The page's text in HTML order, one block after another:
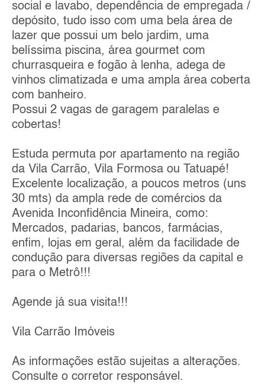
social e lavabo, dependência de empregada /
depósito, tudo isso com uma bela área de
lazer que possui um belo jardim, uma
belíssima piscina, área gourmet com
churrasqueira e fogão à lenha, adega de
vinhos climatizada e uma ampla área coberta
com banheiro.
Possui 2 vagas de garagem paralelas e
cobertas!
Estuda permuta por apartamento na região
da Vila Carrão, Vila Formosa ou Tatuapé!
Excelente localização, a poucos metros (uns
30 mts) da ampla rede de comércios da
Avenida Inconfidência Mineira, como:
Mercados, padarias, bancos, farmácias,
enfim, lojas em geral, além da facilidade de
condução para diversas regiões da capital e
para o Metrô!!!
Agende já sua visita!!!
Vila Carrão Imóveis
As informações estão sujeitas a alterações.
Consulte o corretor responsável.